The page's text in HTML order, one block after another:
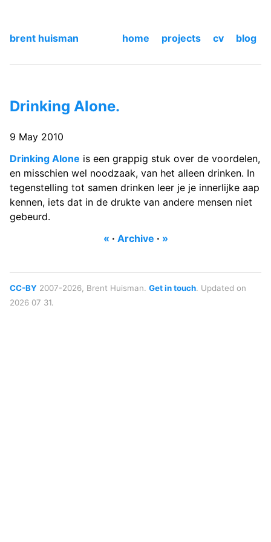
brent huisman home projects cv blog
Drinking Alone.
9 May 2010
Drinking Alone is een grappig stuk over de voordelen,
en misschien wel noodzaak, van het alleen drinken. In
tegenstelling tot samen drinken leer je je innerlijke aap
kennen, iets dat in de drukte van andere mensen niet
gebeurd.
« · Archive · »
CC-BY 2007-2026, Brent Huisman. Get in touch. Updated on
2026 07 31.